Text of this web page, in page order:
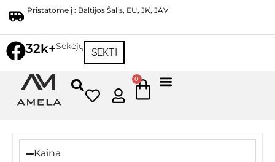
Pristatome į : Baltijos Šalis, EU, JK, JAV
32k+Sekėjų
SEKTI
0
Kaina